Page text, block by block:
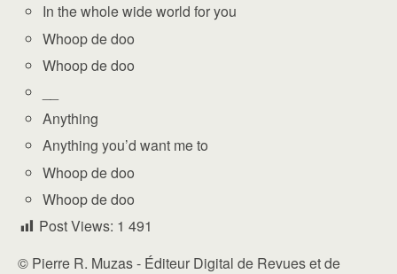
In the whole wide world for you
Whoop de doo
Whoop de doo
Anything
Anything you’d want me to
Whoop de doo
Whoop de doo
Post Views: 1 491
© Pierre R. Muzas - Éditeur Digital de Revues et de